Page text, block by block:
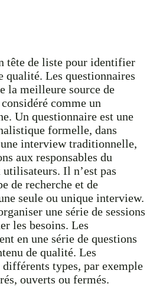
tête de liste pour identifier
qualité. Les questionnaires
la meilleure source de
comme un
Un questionnaire est une
formelle, dans
interview traditionnelle,
aux responsables du
Il n’est pas
de recherche et de
seule ou unique interview.
une série de sessions
les besoins. Les
en une série de questions
de qualité. Les
types, par exemple
ouverts ou fermés.